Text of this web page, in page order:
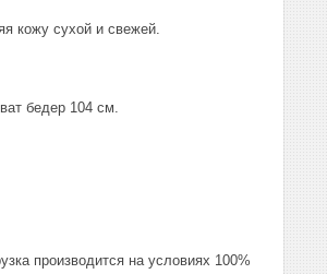
кожу сухой и свежей.
бедер 104 см.
производится на условиях 100%